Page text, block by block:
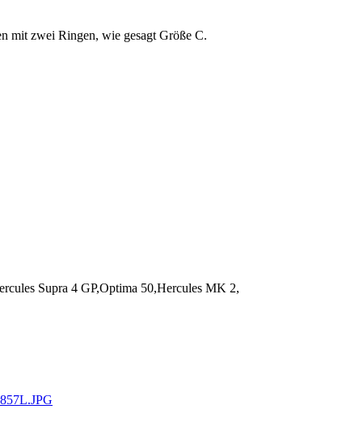
mit zwei Ringen, wie gesagt Größe C.
Supra 4 GP,Optima 50,Hercules MK 2,